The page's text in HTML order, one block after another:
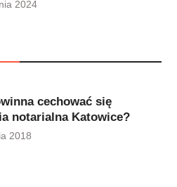
2024
cechować się
notarialna Katowice?
2018